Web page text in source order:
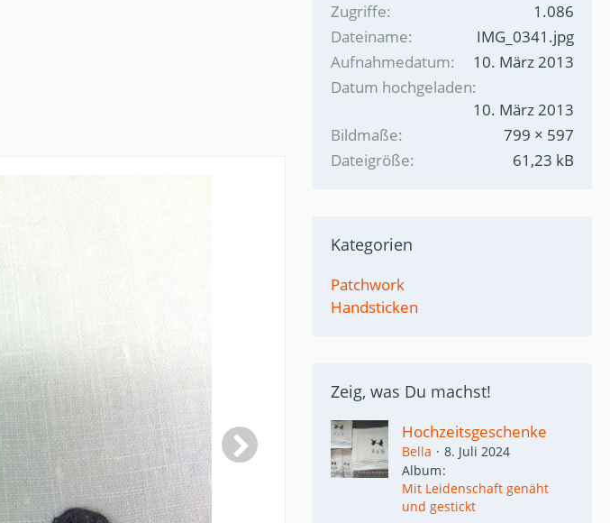
Zugriffe
1.086
Dateiname
IMG_0341.jpg
Aufnahmedatum
10. März 2013
Datum hochgeladen
10. März 2013
Bildmaße
799 × 597
Dateigröße
61,23 kB
Kategorien
Patchwork
Handsticken
Zeig, was Du machst!
Hochzeitsgeschenke
Bella
8. Juli 2024
Album
Mit Leidenschaft genäht
und gestickt